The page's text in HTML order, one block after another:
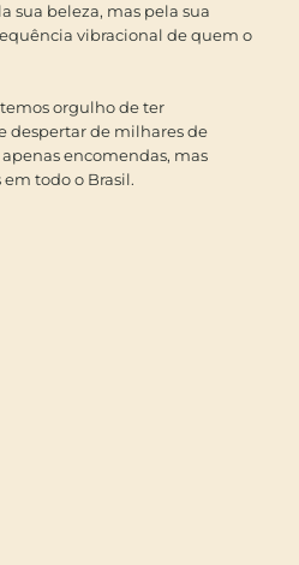
sua beleza, mas pela sua
vibracional de quem o
orgulho de ter
despertar de milhares de
encomendas, mas
todo o Brasil.